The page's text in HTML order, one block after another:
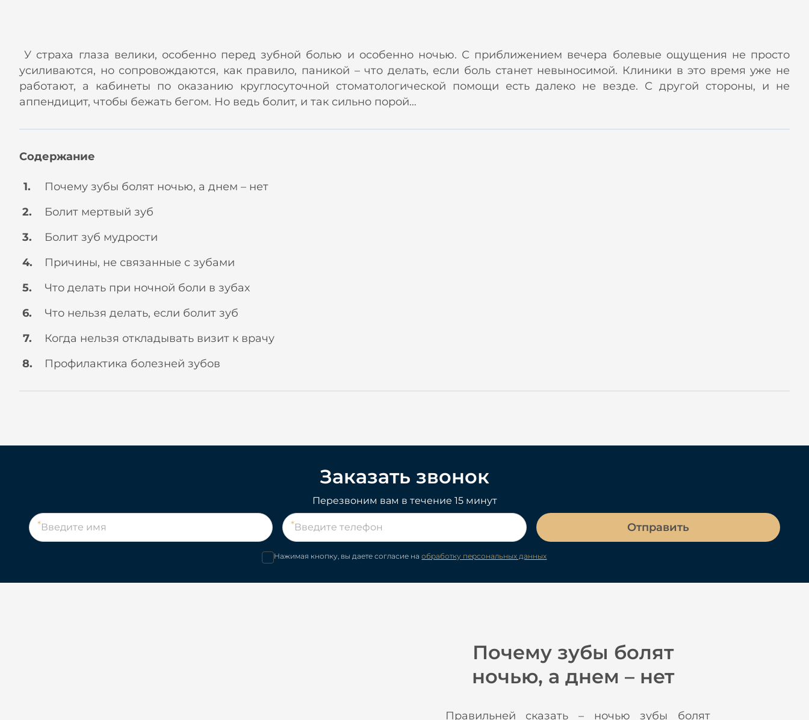
У страха глаза велики, особенно перед зубной болью и особенно ночью. С приближением вечера болевые ощущения не просто
усиливаются, но сопровождаются, как правило, паникой – что делать, если боль станет невыносимой. Клиники в это время уже не
работают, а кабинеты по оказанию круглосуточной стоматологической помощи есть далеко не везде. С другой стороны, и не
аппендицит, чтобы бежать бегом. Но ведь болит, и так сильно порой…
Содержание
Почему зубы болят ночью, а днем – нет
Болит мертвый зуб
Болит зуб мудрости
Причины, не связанные с зубами
Что делать при ночной боли в зубах
Что нельзя делать, если болит зуб
Когда нельзя откладывать визит к врачу
Профилактика болезней зубов
Заказать звонок
Перезвоним вам в течение 15 минут
Отправить
Нажимая кнопку, вы даете согласие наобработку персональных данных
Почему зубы болят
ночью, а днем – нет
Правильней сказать – ночью зубы болят